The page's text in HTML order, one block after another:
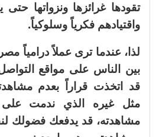
تقودها غرائزها ونزواتها
واقتيادهم فكرياً وسلوكياً.
لذا، عندما ترى عملاً درامياً
بين الناس على مواقع
قد اتخذت قراراً بعدم
مثل غيره الذي ندمت
مشاهدته، قد يدفعك فضولك